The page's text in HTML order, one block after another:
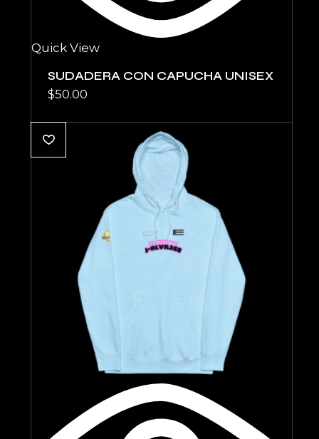
Quick View
SUDADERA CON CAPUCHA UNISEX
$50.00